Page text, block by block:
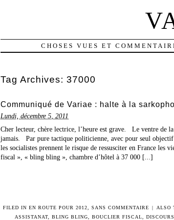
CHOSES VUES ET
Tag Archives: 37000
Communiqué de Variae : halte à la
Lundi, décembre 5, 2011
Cher lecteur, chère lectrice, l’heure est grave. Le ventre de
jamais. Par pure tactique politicienne, avec pour seul objectif
les socialistes prennent le risque de ressusciter en France les
fiscal », « bling bling », chambre d’hôtel à 37 000 [...]
FILED IN EN ROUTE POUR 2012 SANS COMMENTAIRE | ALSO
ASSISTANAT
BLING BLING BOUCLIER FISCAL